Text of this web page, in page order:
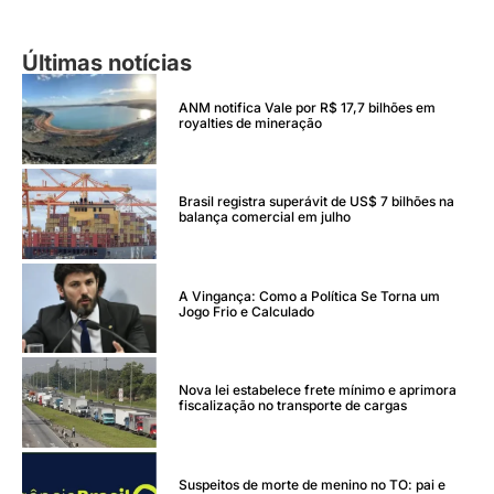
Últimas notícias
ANM notifica Vale por R$ 17,7 bilhões em
royalties de mineração
Brasil registra superávit de US$ 7 bilhões na
balança comercial em julho
A Vingança: Como a Política Se Torna um
Jogo Frio e Calculado
Nova lei estabelece frete mínimo e aprimora
fiscalização no transporte de cargas
Suspeitos de morte de menino no TO: pai e